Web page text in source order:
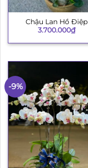
Chậu Lan Hồ Điệp
3.700.000₫
-9%